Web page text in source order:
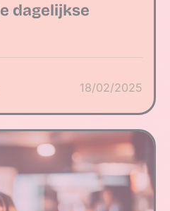
dagelijkse
18/02/2025